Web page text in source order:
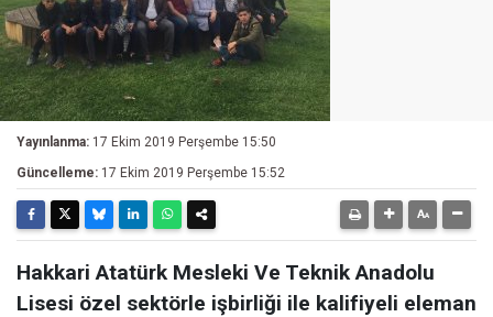
Yayınlanma: 17 Ekim 2019 Perşembe 15:50
Güncelleme: 17 Ekim 2019 Perşembe 15:52
Hakkari Atatürk Mesleki Ve Teknik Anadolu
Lisesi özel sektörle işbirliği ile kalifiyeli eleman